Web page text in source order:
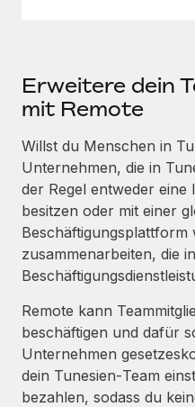
Erweitere dein
mit Remote
Willst du Menschen in
Unternehmen, die in
der Regel entweder eine
besitzen oder mit einer
Beschäftigungsplattform
zusammenarbeiten, die
Remote kann
beschäftigen und dafür
Unternehmen
dein Tunesien‑Team
bezahlen, sodass du